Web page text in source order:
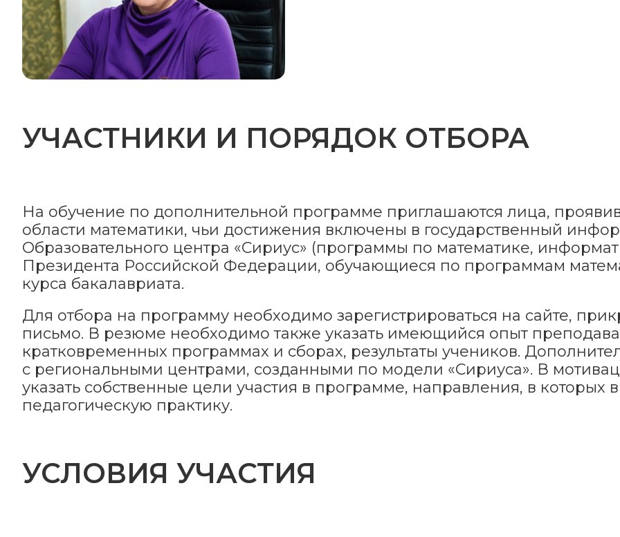
УЧАСТНИКИ И ПОРЯДОК ОТБОРА
На обучение по дополнительной программе приглашаются лица,
области математики, чьи достижения включены в государственный
Образовательного центра «Сириус» (программы по математике,
Президента Российской Федерации, обучающиеся по программам
курса бакалавриата.
Для отбора на программу необходимо зарегистрироваться на сайте,
письмо. В резюме необходимо также указать имеющийся опыт
кратковременных программах и сборах, результаты учеников.
с региональными центрами, созданными по модели «Сириуса». В
указать собственные цели участия в программе, направления, в которых
педагогическую практику.
УСЛОВИЯ УЧАСТИЯ